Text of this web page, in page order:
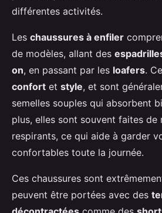
différentes activités.
Les chaussures à enfiler
de modèles, allant des
on, en passant par les loafers.
confort et style, et sont
semelles souples qui absorbent
plus, elles sont souvent faites de
respirants, ce qui aide à garder
confortables toute la journée.
Ces chaussures sont
peuvent être portées avec des